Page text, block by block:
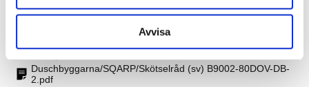
Avvisa
Dokument
Duschbyggarna/SQARP/Skötselråd (sv) B9002-80DOV-DB-
2.pdf